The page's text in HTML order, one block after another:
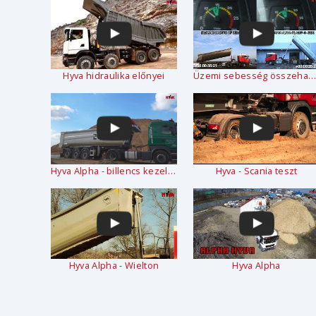
Hyva hidraulika előnyei Üzemi sebesség összehasonlítása
Hyva Alpha - billencs kezelése Hyva - Scania teszt
Hyva Alpha - Wielton Hyva Alpha